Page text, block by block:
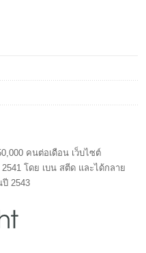
คนต่อเดือน เว็บไซต์
โดย เบน สตีด และได้กลาย
2543